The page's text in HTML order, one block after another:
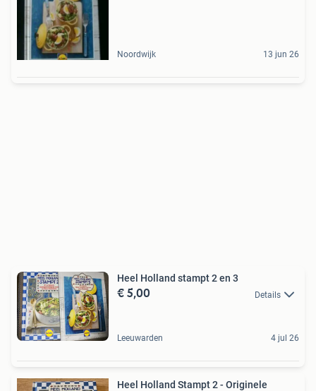
Noordwijk 13 jun 26
Heel Holland stampt 2 en 3
€ 5,00 Details
Leeuwarden 4 jul 26
Heel Holland Stampt 2 - Originele